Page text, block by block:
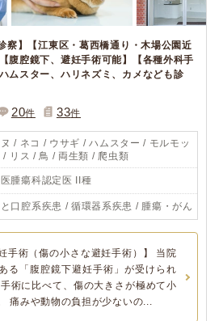
察】【江東区・葛西橋通り・木場公園近
腹腔鏡下、避妊手術可能】【各種外科手
ムスター、ハリネズミ、カメなども診
20件 33件
/ ネコ / ウサギ / ハムスター / モルモッ
/ リス / 鳥 / 両生類 / 爬虫類
腫瘍科認定医 II種
口腔系疾患 / 循環器系疾患 / 腫瘍・がん
手術（傷の小さな避妊手術）】 当院
る「腹腔鏡下避妊手術」が受けられ
術に比べて、傷の大きさが極めて小
痛みや動物の負担が少ないの...